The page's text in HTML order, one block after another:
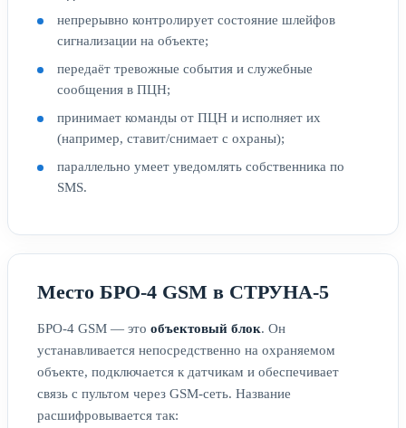
непрерывно контролирует состояние шлейфов
сигнализации на объекте;
передаёт тревожные события и служебные
сообщения в ПЦН;
принимает команды от ПЦН и исполняет их
(например, ставит/снимает с охраны);
параллельно умеет уведомлять собственника по
SMS.
Место БРО-4 GSM в СТРУНА-5
БРО-4 GSM — это объектовый блок. Он
устанавливается непосредственно на охраняемом
объекте, подключается к датчикам и обеспечивает
связь с пультом через GSM-сеть. Название
расшифровывается так: